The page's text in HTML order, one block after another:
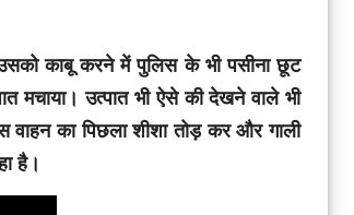
काबू करने में पुलिस के भी पसीना छूट
मचाया। उत्पात भी ऐसे की देखने वाले भी
का पिछला शीशा तोड़ कर और गाली
है।